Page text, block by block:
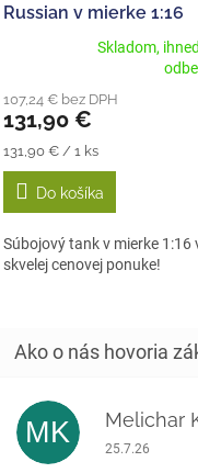
Russian v mierke 1:16
produktu
je
Skladom,
107,24 € bez DPH
131,90 €
Jednotková
cena:
131,90 € / 1 ks
Do košíka
Súbojový tank v mierke 1:16
skvelej cenovej ponuke!
MK Melichar
Hodnotenie
25.7.26